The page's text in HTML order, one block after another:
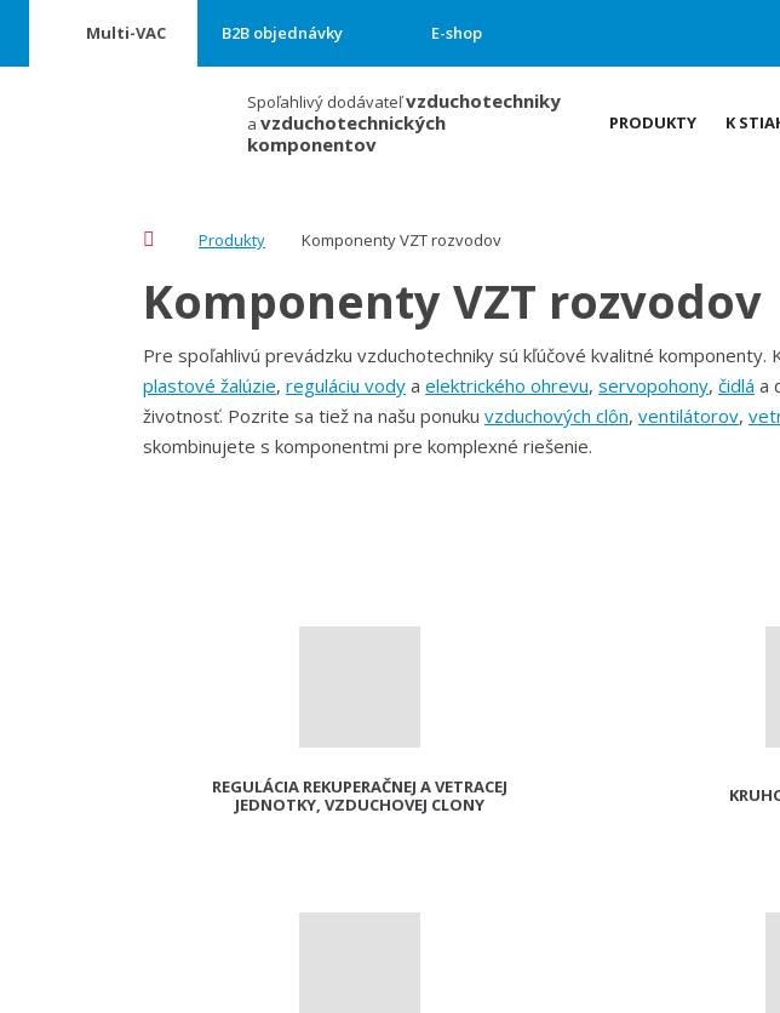
Multi-VAC B2B objednávky E-shop
Spoľahlivý dodávateľvzduchotechniky
a vzduchotechnických
komponentov
PRODUKTY K
Produkty Komponenty VZT rozvodov
Komponenty VZT rozvodov
Pre spoľahlivú prevádzku vzduchotechniky sú kľúčové kvalitné
plastové žalúzie, reguláciu vody a elektrického ohrevu, servopohony, čidlá a
životnosť. Pozrite sa tiež na našu ponuku vzduchových clôn, ventilátorov,
skombinujete s komponentmi pre komplexné riešenie.
REGULÁCIA REKUPERAČNEJ A VETRACEJ
JEDNOTKY, VZDUCHOVEJ CLONY